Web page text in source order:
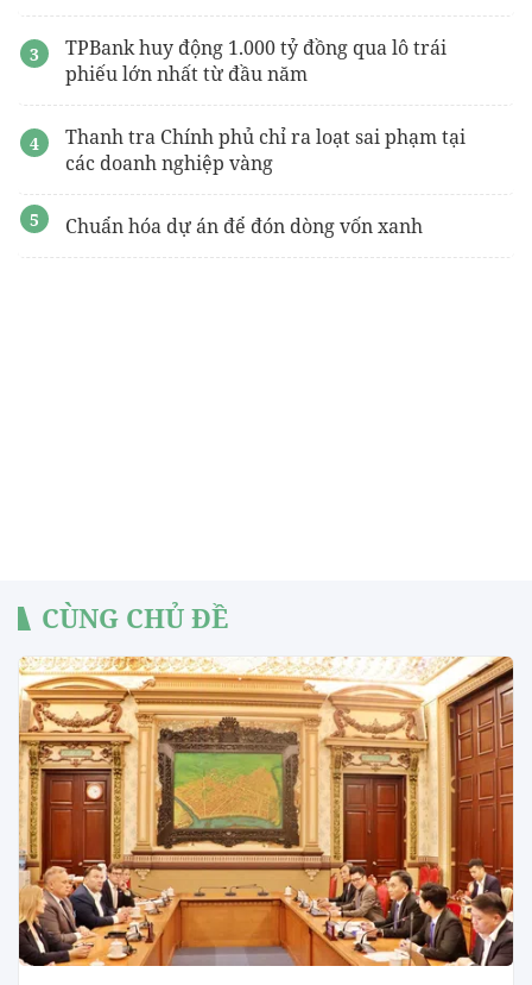
TPBank huy động 1.000 tỷ đồng qua lô trái
phiếu lớn nhất từ đầu năm
Thanh tra Chính phủ chỉ ra loạt sai phạm tại
các doanh nghiệp vàng
Chuẩn hóa dự án để đón dòng vốn xanh
CÙNG CHỦ ĐỀ